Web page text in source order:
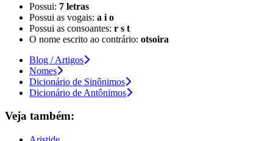
Possui: 7 letras
Possui as vogais: a i o
Possui as consoantes: r s t
O nome escrito ao contrário: otsoira
Blog / Artigos
Nomes
Dicionário de Sinônimos
Dicionário de Antônimos
Veja também: